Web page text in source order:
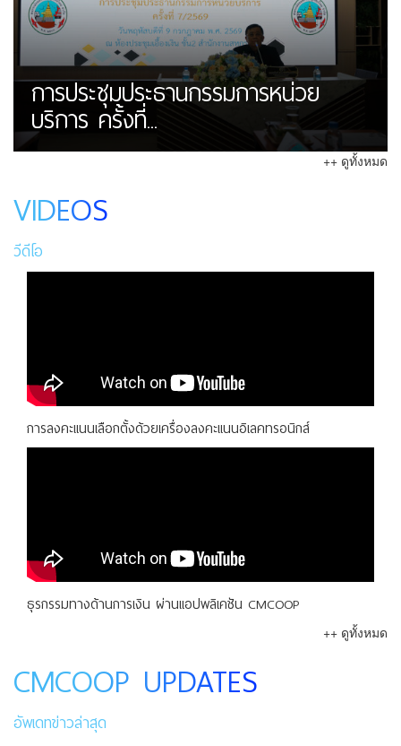
การประชุมประธานกรรมการหน่วย
บริการ ครั้งที่...
++ ดูทั้งหมด
VIDEOS
วีดีโอ
การลงคะแนนเลือกตั้งด้วยเครื่องลงคะแนนอิเลคทรอนิกส์
ธุรกรรมทางด้านการเงิน ผ่านแอปพลิเคชัน CMCOOP
++ ดูทั้งหมด
CMCOOP UPDATES
อัพเดทข่าวล่าสุด